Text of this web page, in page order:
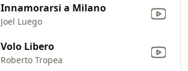
Innamorarsi a Milano
Joel Luego
Volo Libero
Roberto Tropea